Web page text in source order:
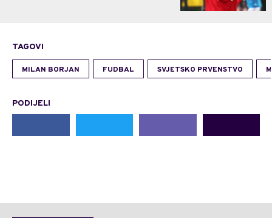
TAGOVI
MILAN BORJAN FUDBAL SVJETSKO PRVENSTVO
PODIJELI